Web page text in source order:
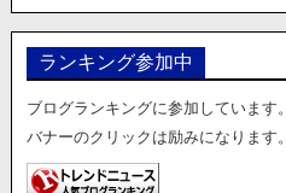
ランキング参加中
ブログランキングに参加しています。
バナーのクリックは励みになります。